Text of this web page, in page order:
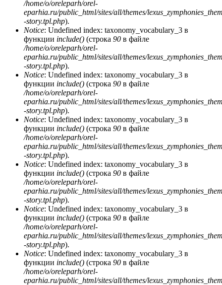
/home/o/oreleparh/orel-
eparhia.ru/public_html/sites/all/themes/
-story.tpl.php).
Notice: Undefined index: taxonomy_vocabulary_3 в
функции include() (строка 90 в файле
/home/o/oreleparh/orel-
eparhia.ru/public_html/sites/all/themes/
-story.tpl.php).
Notice: Undefined index: taxonomy_vocabulary_3 в
функции include() (строка 90 в файле
/home/o/oreleparh/orel-
eparhia.ru/public_html/sites/all/themes/
-story.tpl.php).
Notice: Undefined index: taxonomy_vocabulary_3 в
функции include() (строка 90 в файле
/home/o/oreleparh/orel-
eparhia.ru/public_html/sites/all/themes/
-story.tpl.php).
Notice: Undefined index: taxonomy_vocabulary_3 в
функции include() (строка 90 в файле
/home/o/oreleparh/orel-
eparhia.ru/public_html/sites/all/themes/
-story.tpl.php).
Notice: Undefined index: taxonomy_vocabulary_3 в
функции include() (строка 90 в файле
/home/o/oreleparh/orel-
eparhia.ru/public_html/sites/all/themes/
-story.tpl.php).
Notice: Undefined index: taxonomy_vocabulary_3 в
функции include() (строка 90 в файле
/home/o/oreleparh/orel-
eparhia.ru/public_html/sites/all/themes/